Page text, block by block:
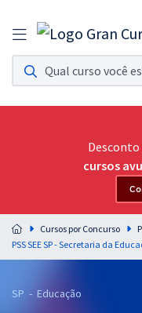
Assinatura Ilimitada
Acesso a todos os cursos.
Assinatura OAB Até
Acesso ilimitado a toda
Residências
Preparação completa e
residências em saúde do
Desconto
cursos
Cursos por Concurso
SP - Educação